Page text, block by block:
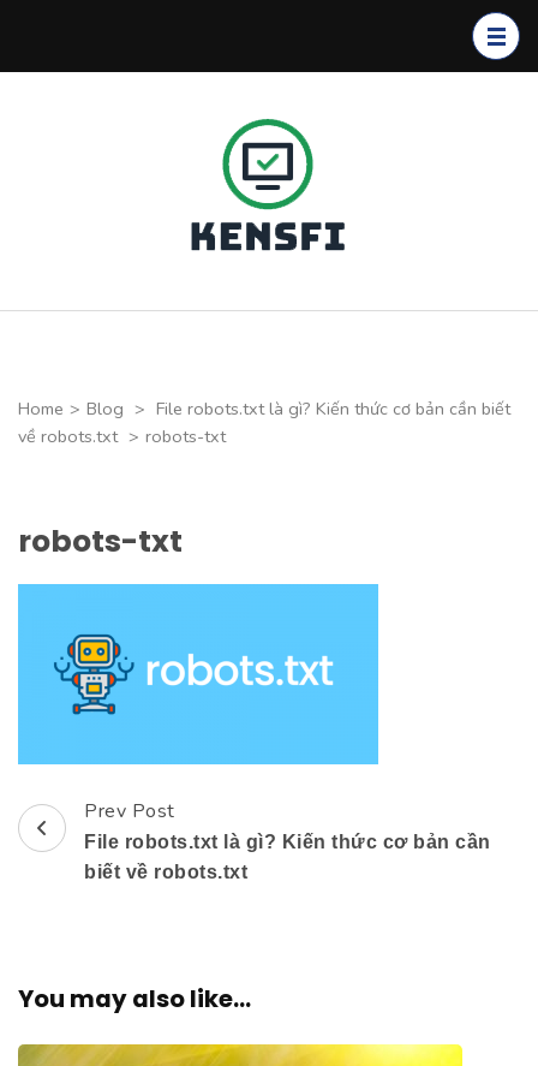
Home > Blog > File robots.txt là gì? Kiến thức cơ bản cần biết
về robots.txt > robots-txt
robots-txt
Post
Navigation
Prev Post
File robots.txt là gì? Kiến thức cơ bản cần
biết về robots.txt
You may also like...